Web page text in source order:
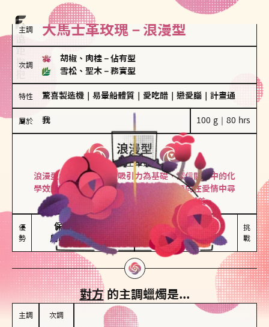
主調 大馬士革玫瑰－浪漫型
次調
胡椒、肉桂 － 佔有型
雪松、聖木 － 務實型
特性 驚喜製造機 易暈船體質 愛吃醋 戀愛腦 計畫通
屬於 我 100 g｜80 hrs
浪漫型
大馬士革玫瑰
浪漫型的人以激情與性吸引力為基礎，深信關係中的化
學效應，認為每次相遇都是命中註定。傾向在愛情中尋
找火花，經常表達對另一半的愛意和讚美。
優
勢
保持戀愛新鮮感
用心策劃浪漫驚喜
情緒起伏較大
感情中較需要關注
挑
戰
對方的主調蠟燭是...
主調 次調